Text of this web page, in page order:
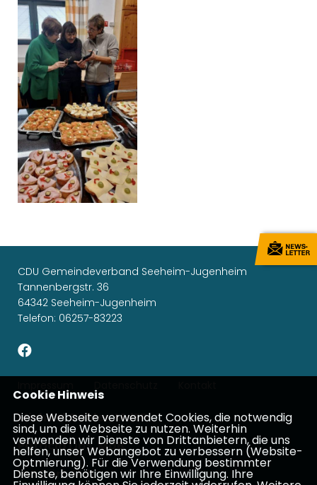
CDU Gemeindeverband Seeheim-Jugenheim
Tannenbergstr. 36
64342 Seeheim-Jugenheim
Telefon: 06257-83223
Michael Gahler, MdEP
Patricia Lips, MdB
Ina Dürr, MdL
Cookie Hinweis
Diese Webseite verwendet Cookies, die notwendig
sind, um die Webseite zu nutzen. Weiterhin
verwenden wir Dienste von Drittanbietern, die uns
helfen, unser Webangebot zu verbessern (Website-
Optmierung). Für die Verwendung bestimmter
Dienste, benötigen wir Ihre Einwilligung. Ihre